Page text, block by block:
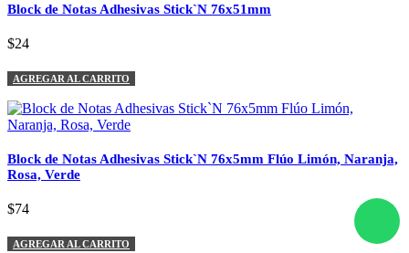
Block de Notas Adhesivas Stick`N 76x51mm
$24
AGREGAR AL CARRITO
Block de Notas Adhesivas Stick`N 76x5mm Flúo Limón, Naranja,
Rosa, Verde
$74
AGREGAR AL CARRITO